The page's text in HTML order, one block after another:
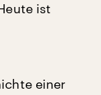
ist
einer